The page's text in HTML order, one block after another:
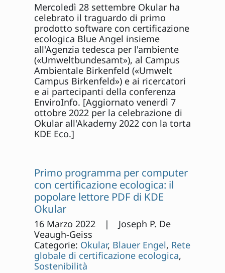
Mercoledì 28 settembre Okular ha
celebrato il traguardo di primo
prodotto software con certificazione
ecologica Blue Angel insieme
all'Agenzia tedesca per l'ambiente
(«Umweltbundesamt»), al Campus
Ambientale Birkenfeld («Umwelt
Campus Birkenfeld») e ai ricercatori
e ai partecipanti della conferenza
EnviroInfo. [Aggiornato venerdì 7
ottobre 2022 per la celebrazione di
Okular all'Akademy 2022 con la torta
KDE Eco.]
Primo programma per computer
con certificazione ecologica: il
popolare lettore PDF di KDE
Okular
16 Marzo 2022 | Joseph P. De
Veaugh-Geiss
Categorie: Okular, Blauer Engel, Rete
globale di certificazione ecologica,
Sostenibilità